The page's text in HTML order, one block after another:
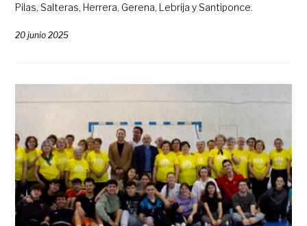
Pilas, Salteras, Herrera, Gerena, Lebrija y Santiponce.
20 junio 2025